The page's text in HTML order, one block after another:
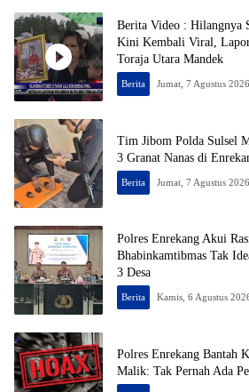
Berita Video : Hilangnya
Kini Kembali Viral,
Toraja Utara Mandek
Berita Jumat, 7 Agustus 2026
Tim Jibom Polda Sulsel
3 Granat Nanas di
Berita Jumat, 7 Agustus 2026
Polres Enrekang Akui
Bhabinkamtibmas Tak
3 Desa
Berita Kamis, 6 Agustus
Polres Enrekang Bantah
Malik: Tak Pernah Ada